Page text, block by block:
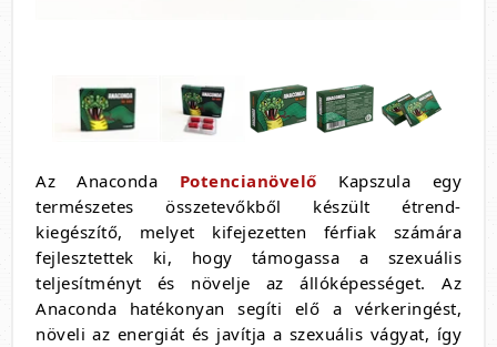
Az Anaconda Potencianövelő Kapszula egy
természetes összetevőkből készült étrend-
kiegészítő, melyet kifejezetten férfiak számára
fejlesztettek ki, hogy támogassa a szexuális
teljesítményt és növelje az állóképességet. Az
Anaconda hatékonyan segíti elő a vérkeringést,
növeli az energiát és javítja a szexuális vágyat, így